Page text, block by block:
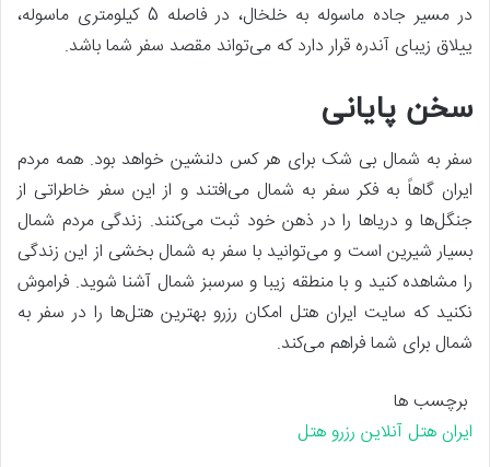
در مسیر جاده ماسوله به خلخال، در فاصله 5 کیلومتری ماسوله،
ییلاق زیبای آندره قرار دارد که می‌تواند مقصد سفر شما باشد.
سخن پایانی
سفر به شمال بی شک برای هر کس دلنشین خواهد بود. همه مردم
ایران گاهاً به فکر سفر به شمال می‌افتند و از این سفر خاطراتی از
جنگل‌ها و دریاها را در ذهن خود ثبت می‌کنند. زندگی مردم شمال
بسیار شیرین است و می‌توانید با سفر به شمال بخشی از این زندگی
را مشاهده کنید و با منطقه زیبا و سرسبز شمال آشنا شوید. فراموش
نکنید که سایت ایران هتل امکان رزرو بهترین هتل‌ها را در سفر به
شمال برای شما فراهم می‌کند.
برچسب ها
ایران هتل آنلاین رزرو هتل